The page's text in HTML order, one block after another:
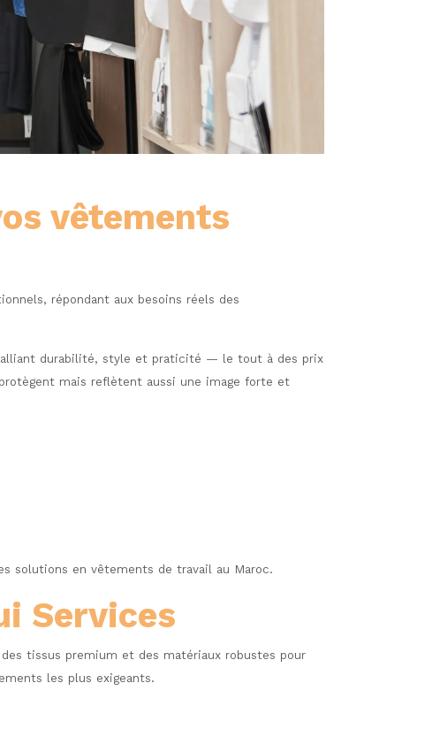
vêtements
répondant aux besoins réels des
alliant durabilité, style et praticité — le tout à des prix
mais reflètent aussi une image forte et
solutions en vêtements de travail au Maroc.
Services
tissus premium et des matériaux robustes pour
les plus exigeants.